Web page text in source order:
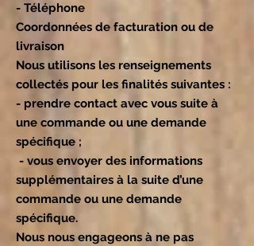
- Téléphone
Coordonnées de facturation ou de
livraison
Nous utilisons les renseignements
collectés pour les finalités suivantes :
- prendre contact avec vous suite à
une commande ou une demande
spécifique ;
- vous envoyer des informations
supplémentaires à la suite d’une
commande ou une demande
spécifique.
Nous nous engageons à ne pas